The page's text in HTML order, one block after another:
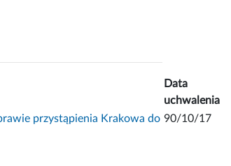
Data
uchwalenia
przystąpienia Krakowa do 90/10/17